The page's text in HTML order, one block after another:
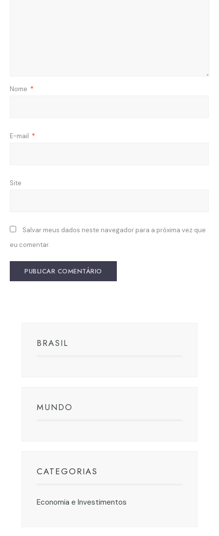
Nome *
E-mail *
Site
Salvar meus dados neste navegador para a próxima vez que
eu comentar.
BRASIL
MUNDO
CATEGORIAS
Economia e Investimentos